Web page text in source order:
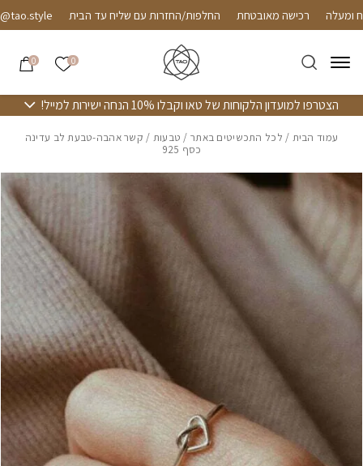
Skip to Contentרכישה מאובטחת החלפות/החזרות עם שליח עד הבית
0 הרשימה
0
הצטרפו למועדון הלקוחות של טאו וקבלו 10% הנחה ישירות למייל!
עמוד הבית / לכל התכשיטים באתר/ טבעות / קשר אהבה-טבעת לב עדינה
כסף 925
בחזרה למעלה